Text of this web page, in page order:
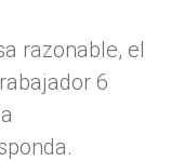
razonable, el
6